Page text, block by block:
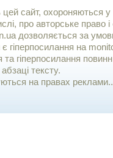
сайт, охороняються у
про авторське право і
дозволяється за
гiперпосилання на
гіперпосилання
тексту.
на правах реклами..